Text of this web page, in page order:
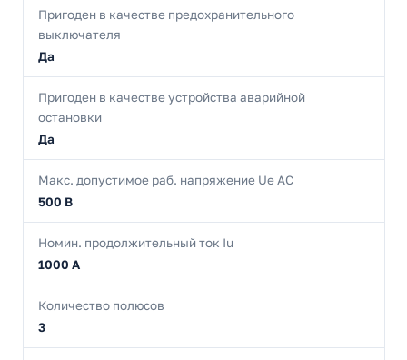
Пригоден в качестве предохранительного
выключателя
Да
Пригоден в качестве устройства аварийной
остановки
Да
Макс. допустимое раб. напряжение Ue AC
500 В
Номин. продолжительный ток Iu
1000 А
Количество полюсов
3